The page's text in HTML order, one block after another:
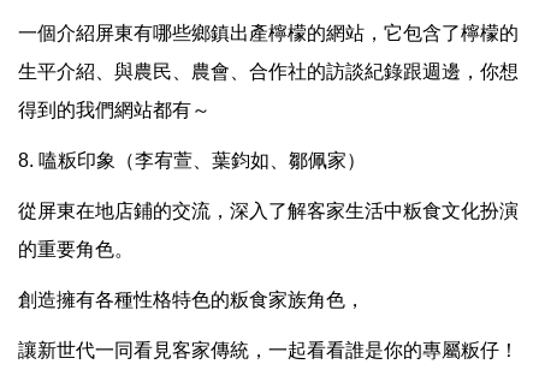
一個介紹屏東有哪些鄉鎮出產檸檬的網站，它包含了檸檬的
生平介紹、與農民、農會、合作社的訪談紀錄跟週邊，你想
得到的我們網站都有～
8. 嗑粄印象（李宥萱、葉鈞如、鄒佩家）
從屏東在地店鋪的交流，深入了解客家生活中粄食文化扮演
的重要角色。
創造擁有各種性格特色的粄食家族角色，
讓新世代一同看見客家傳統，一起看看誰是你的專屬粄仔！